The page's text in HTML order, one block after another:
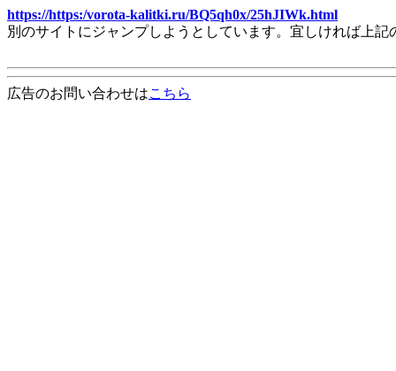
https://https:/vorota-kalitki.ru/BQ5qh0x/25hJIWk.html
別のサイトにジャンプしようとしています。宜しければ上
広告のお問い合わせはこちら